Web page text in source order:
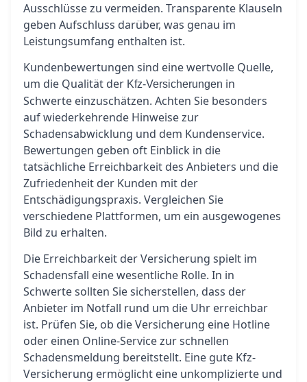
Ausschlüsse zu vermeiden. Transparente Klauseln
geben Aufschluss darüber, was genau im
Leistungsumfang enthalten ist.
Kundenbewertungen sind eine wertvolle Quelle,
um die Qualität der Kfz-Versicherungen in
Schwerte einzuschätzen. Achten Sie besonders
auf wiederkehrende Hinweise zur
Schadensabwicklung und dem Kundenservice.
Bewertungen geben oft Einblick in die
tatsächliche Erreichbarkeit des Anbieters und die
Zufriedenheit der Kunden mit der
Entschädigungspraxis. Vergleichen Sie
verschiedene Plattformen, um ein ausgewogenes
Bild zu erhalten.
Die Erreichbarkeit der Versicherung spielt im
Schadensfall eine wesentliche Rolle. In in
Schwerte sollten Sie sicherstellen, dass der
Anbieter im Notfall rund um die Uhr erreichbar
ist. Prüfen Sie, ob die Versicherung eine Hotline
oder einen Online-Service zur schnellen
Schadensmeldung bereitstellt. Eine gute Kfz-
Versicherung ermöglicht eine unkomplizierte und